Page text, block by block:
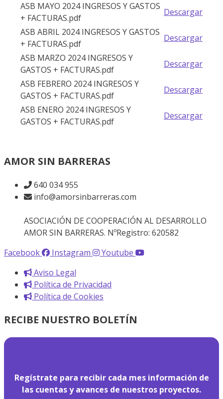
ASB MAYO 2024 INGRESOS Y GASTOS
+ FACTURAS.pdf
Descargar
ASB ABRIL 2024 INGRESOS Y GASTOS
+ FACTURAS.pdf
Descargar
ASB MARZO 2024 INGRESOS Y
GASTOS + FACTURAS.pdf
Descargar
ASB FEBRERO 2024 INGRESOS Y
GASTOS + FACTURAS.pdf
Descargar
ASB ENERO 2024 INGRESOS Y
GASTOS + FACTURAS.pdf
Descargar
AMOR SIN BARRERAS
640 034 955
info@amorsinbarreras.com
ASOCIACIÓN DE COOPERACIÓN AL DESARROLLO
AMOR SIN BARRERAS. NºRegistro: 620582
Facebook
Instagram
Youtube
Aviso Legal
Política de Privacidad
Política de Cookies
RECIBE NUESTRO BOLETÍN
Regístrate para recibir cada mes información de
las cuentas y avances de nuestros proyectos.